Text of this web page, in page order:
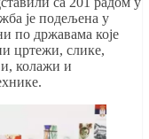
је подељена у
по државама које
цртежи, слике,
колажи и